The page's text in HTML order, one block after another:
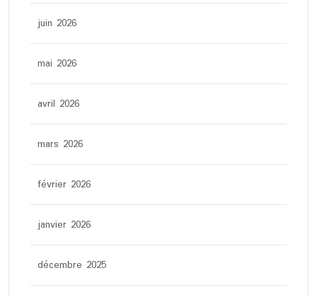
juin 2026
mai 2026
avril 2026
mars 2026
février 2026
janvier 2026
décembre 2025